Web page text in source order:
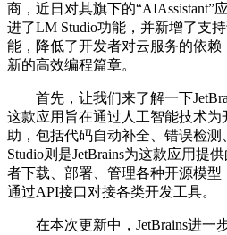
商，近日对其旗下的“AIAssistant”
进了LM Studio功能，并新增了支
能，降低了开发者对云服务的依
新的高效编程篇章。
首先，让我们来了解一下
这款应用旨在通过人工智能技术
助，包括代码自动补全、错误检
Studio则是JetBrains为这款应用提
者下载、部署、管理各种开源模型
通过API接口对接各类开发工具。
在本次更新中，JetBrains进一步